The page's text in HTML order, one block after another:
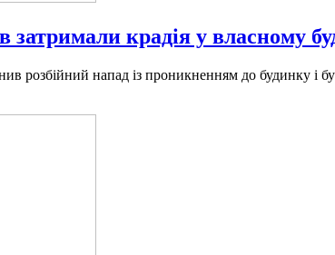
затримали крадія у власному
розбійний напад із проникненням до будинку і